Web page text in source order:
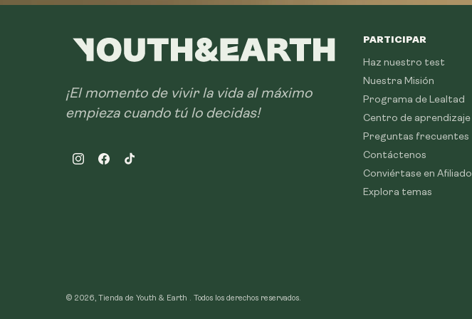
¡El momento de vivir la vida al máximo
empieza cuando tú lo decidas!
InstagramFacebookTikTok
PARTICIPAR
Haz nuestro test
Nuestra Misión
Programa de Lealtad
Centro de aprendizaje
Preguntas frecuentes
Contáctenos
Conviértase en Afiliado
Explora temas
© 2026, Tienda de Youth & Earth . Todos los derechos reservados.